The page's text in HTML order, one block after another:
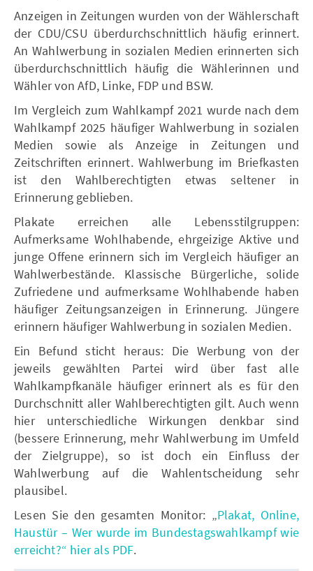
Anzeigen in Zeitungen wurden von der Wählerschaft
der CDU/CSU überdurchschnittlich häufig erinnert.
An Wahlwerbung in sozialen Medien erinnerten sich
überdurchschnittlich häufig die Wählerinnen und
Wähler von AfD, Linke, FDP und BSW.
Im Vergleich zum Wahlkampf 2021 wurde nach dem
Wahlkampf 2025 häufiger Wahlwerbung in sozialen
Medien sowie als Anzeige in Zeitungen und
Zeitschriften erinnert. Wahlwerbung im Briefkasten
ist den Wahlberechtigten etwas seltener in
Erinnerung geblieben.
Plakate erreichen alle Lebensstilgruppen:
Aufmerksame Wohlhabende, ehrgeizige Aktive und
junge Offene erinnern sich im Vergleich häufiger an
Wahlwerbestände. Klassische Bürgerliche, solide
Zufriedene und aufmerksame Wohlhabende haben
häufiger Zeitungsanzeigen in Erinnerung. Jüngere
erinnern häufiger Wahlwerbung in sozialen Medien.
Ein Befund sticht heraus: Die Werbung von der
jeweils gewählten Partei wird über fast alle
Wahlkampfkanäle häufiger erinnert als es für den
Durchschnitt aller Wahlberechtigten gilt. Auch wenn
hier unterschiedliche Wirkungen denkbar sind
(bessere Erinnerung, mehr Wahlwerbung im Umfeld
der Zielgruppe), so ist doch ein Einfluss der
Wahlwerbung auf die Wahlentscheidung sehr
plausibel.
Lesen Sie den gesamten Monitor: „Plakat, Online,
Haustür – Wer wurde im Bundestagswahlkampf wie
erreicht?“ hier als PDF.